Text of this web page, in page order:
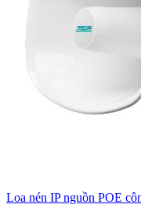
Loa nén IP nguồn POE